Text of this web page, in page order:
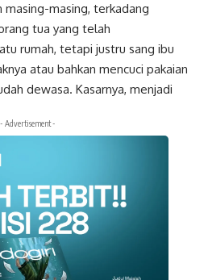
masing-masing, terkadang
tua yang telah
rumah, tetapi justru sang ibu
atau bahkan mencuci pakaian
dewasa. Kasarnya, menjadi
- Advertisement -